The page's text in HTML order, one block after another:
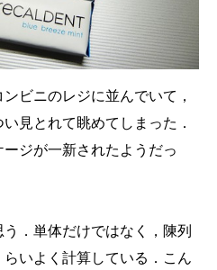
ビニのレジに並んでいて，
見とれて眺めてしまった．
ジが一新されたようだっ
．単体だけではなく，陳列
いよく計算している．こん